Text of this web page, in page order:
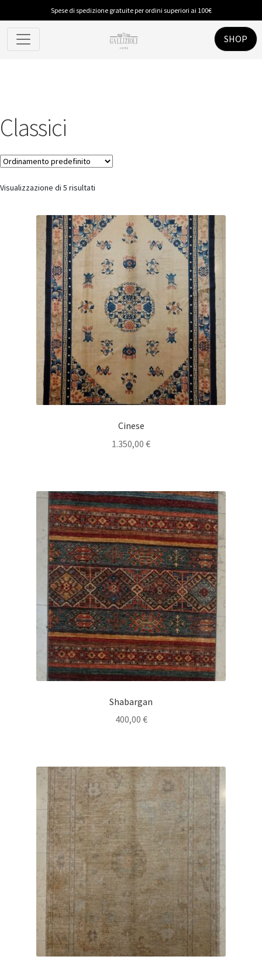
Spese di spedizione gratuite per ordini superiori ai 100€
SHOP
Classici
Visualizzazione di 5 risultati
Cinese
1.350,00 €
Shabargan
400,00 €